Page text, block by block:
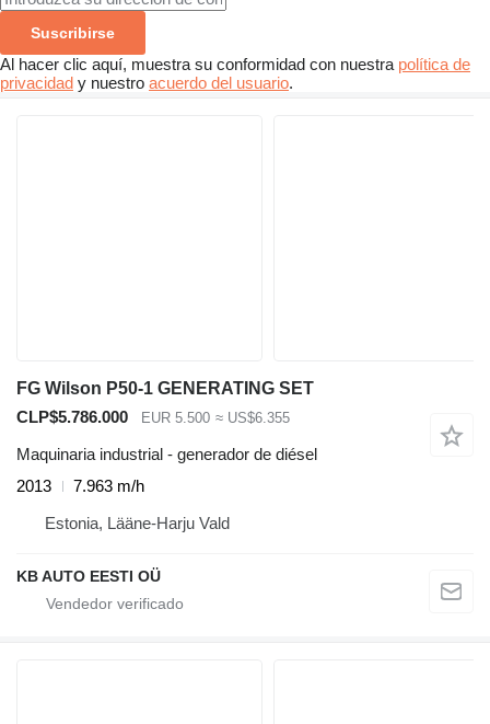
Suscribirse
Al hacer clic aquí, muestra su conformidad con nuestra política de
privacidad y nuestro acuerdo del usuario.
FG Wilson P50-1 GENERATING SET
CLP$5.786.000
EUR 5.500 ≈ US$6.355
Maquinaria industrial - generador de diésel
2013
7.963 m/h
Estonia, Lääne-Harju Vald
KB AUTO EESTI OÜ